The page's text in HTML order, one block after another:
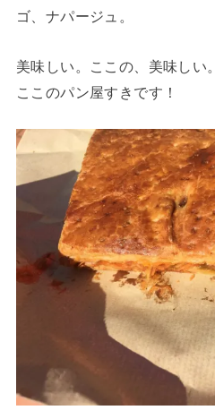
ゴ、ナパージュ。
美味しい。ここの、美味しい。
ここのパン屋すきです！